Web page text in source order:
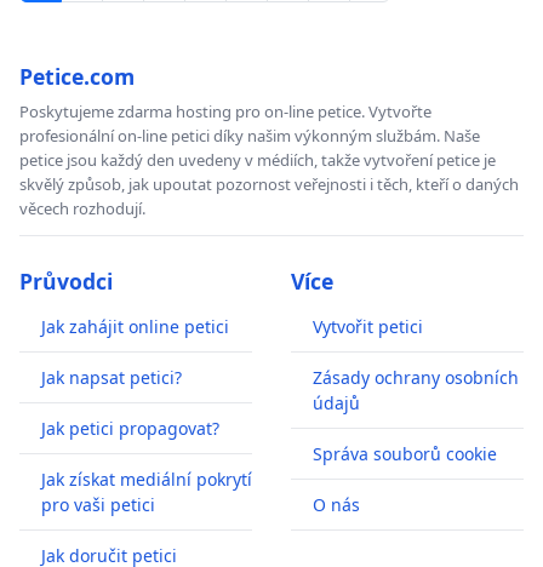
Petice.com
Poskytujeme zdarma hosting pro on-line petice. Vytvořte
profesionální on-line petici díky našim výkonným službám. Naše
petice jsou každý den uvedeny v médiích, takže vytvoření petice je
skvělý způsob, jak upoutat pozornost veřejnosti i těch, kteří o daných
věcech rozhodují.
Průvodci
Jak zahájit online petici
Jak napsat petici?
Jak petici propagovat?
Jak získat mediální pokrytí
pro vaši petici
Jak doručit petici
Více
Vytvořit petici
Zásady ochrany osobních
údajů
Správa souborů cookie
O nás